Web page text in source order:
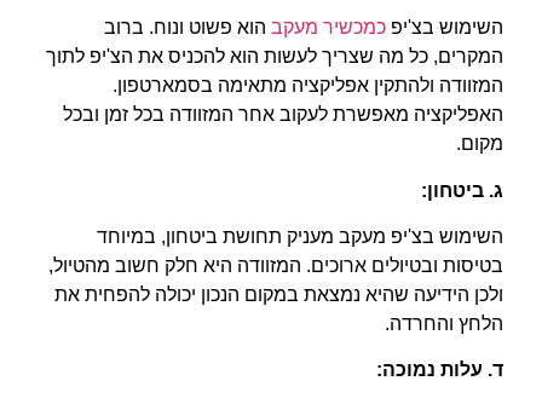
השימוש בצ'יפ כמכשיר מעקב הוא פשוט ונוח. ברוב
המקרים, כל מה שצריך לעשות הוא להכניס את הצ'יפ לתוך
המזוודה ולהתקין אפליקציה מתאימה בסמארטפון.
האפליקציה מאפשרת לעקוב אחר המזוודה בכל זמן ובכל
מקום.
ג. ביטחון:
השימוש בצ'יפ מעקב מעניק תחושת ביטחון, במיוחד
בטיסות ובטיולים ארוכים. המזוודה היא חלק חשוב מהטיול,
ולכן הידיעה שהיא נמצאת במקום הנכון יכולה להפחית את
הלחץ והחרדה.
ד. עלות נמוכה: